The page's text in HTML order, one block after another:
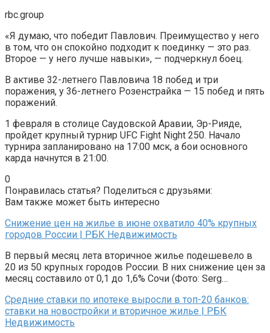
rbc.group
«Я думаю, что победит Павлович. Преимущество у него
в том, что он спокойно подходит к поединку — это раз.
Второе — у него лучше навыки», — подчеркнул боец.
В активе 32-летнего Павловича 18 побед и три
поражения, у 36-летнего Розенстрайка — 15 побед и пять
поражений.
1 февраля в столице Саудовской Аравии, Эр-Рияде,
пройдет крупный турнир UFC Fight Night 250. Начало
турнира запланировано на 17:00 мск, а бои основного
карда начнутся в 21:00.
0
Понравилась статья? Поделиться с друзьями:
Вам также может быть интересно
Снижение цен на жилье в июне охватило 40% крупных
городов России | РБК Недвижимость
В первый месяц лета вторичное жилье подешевело в
20 из 50 крупных городов России. В них снижение цен за
месяц составило от 0,1 до 1,6% Сочи (Фото: Serg…
Средние ставки по ипотеке выросли в топ-20 банков:
ставки на новостройки и вторичное жилье | РБК
Недвижимость